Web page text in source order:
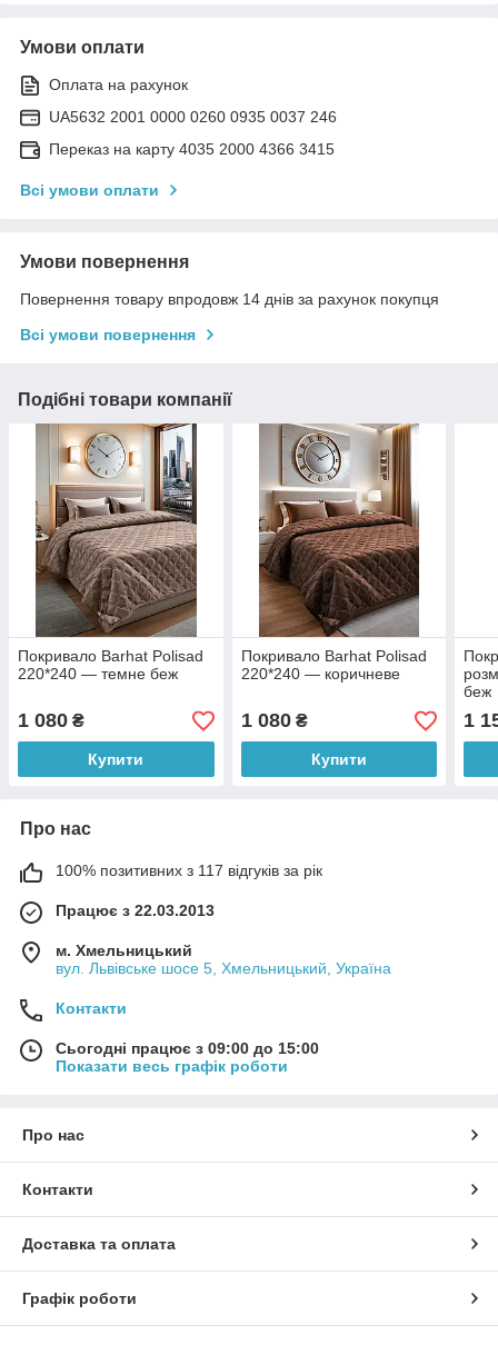
Умови оплати
Оплата на рахунок
UA5632 2001 0000 0260 0935 0037 246
Переказ на карту 4035 2000 4366 3415
Всі умови оплати
Умови повернення
Повернення товару впродовж 14 днів за рахунок покупця
Всі умови повернення
Подібні товари компанії
Покривало Barhat Polisad
220*240 — темне беж
1 080 ₴
Купити
Покривало Barhat Polisad
220*240 — коричневе
1 080₴
Купити
беж
1
Про нас
100% позитивних з 117 відгуків за рік
Працює з 22.03.2013
м. Хмельницький
вул. Львівське шосе 5, Хмельницький, Україна
Контакти
Сьогодні працює з 09:00 до 15:00
Показати весь графік роботи
Про нас
Контакти
Доставка та оплата
Графік роботи